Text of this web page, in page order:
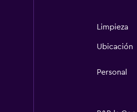
Limpieza
Ubicación
Personal